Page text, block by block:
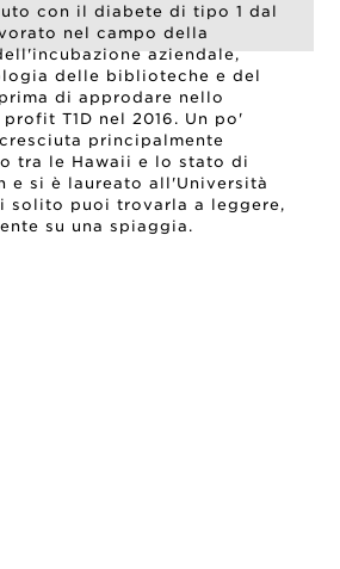
con il diabete di tipo 1 dal
nel campo della
aziendale,
delle biblioteche e del
di approdare nello
T1D nel 2016. Un po'
principalmente
tra le Hawaii e lo stato di
e si è laureato all'Università
solito puoi trovarla a leggere,
su una spiaggia.